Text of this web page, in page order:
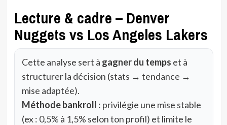
Lecture & cadre – Denver
Nuggets vs Los Angeles Lakers
Cette analyse sert à gagner du temps et à
structurer la décision (stats → tendance →
mise adaptée).
Méthode bankroll : privilégie une mise stable
(ex : 0,5% à 1,5% selon ton profil) et limite le